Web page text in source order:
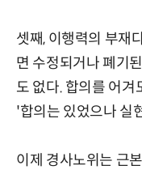
셋째, 이행력의 부재
면 수정되거나 폐기
도 없다. 합의를 어겨
'합의는 있었으나 실
이제 경사노위는 근